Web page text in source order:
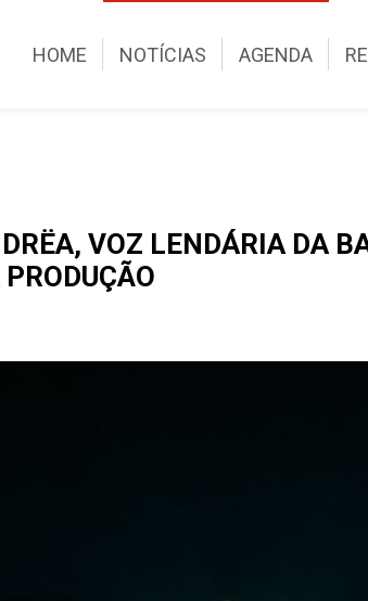
HOME NOTÍCIAS AGENDA
VOZ LENDÁRIA DA